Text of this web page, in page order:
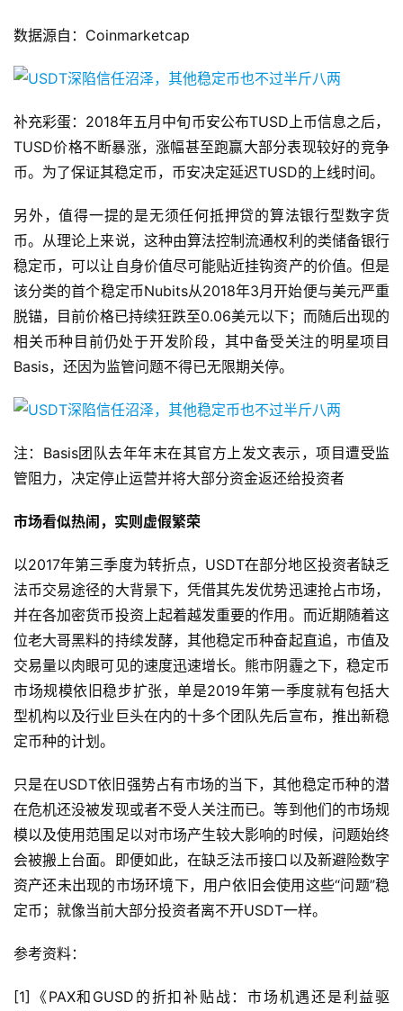
数据源自：Coinmarketcap
补充彩蛋：2018年五月中旬币安公布TUSD上币信息之后，
TUSD价格不断暴涨，涨幅甚至跑赢大部分表现较好的竞争
币。为了保证其稳定币，币安决定延迟TUSD的上线时间。
另外，值得一提的是无须任何抵押贷的算法银行型数字货
币。从理论上来说，这种由算法控制流通权利的类储备银行
稳定币，可以让自身价值尽可能贴近挂钩资产的价值。但是
该分类的首个稳定币Nubits从2018年3月开始便与美元严重
脱锚，目前价格已持续狂跌至0.06美元以下；而随后出现的
相关币种目前仍处于开发阶段，其中备受关注的明星项目
Basis，还因为监管问题不得已无限期关停。
注：Basis团队去年年末在其官方上发文表示，项目遭受监
管阻力，决定停止运营并将大部分资金返还给投资者
市场看似热闹，实则虚假繁荣
以2017年第三季度为转折点，USDT在部分地区投资者缺乏
法币交易途径的大背景下，凭借其先发优势迅速抢占市场，
并在各加密货币投资上起着越发重要的作用。而近期随着这
位老大哥黑料的持续发酵，其他稳定币种奋起直追，市值及
交易量以肉眼可见的速度迅速增长。熊市阴霾之下，稳定币
市场规模依旧稳步扩张，单是2019年第一季度就有包括大
型机构以及行业巨头在内的十多个团队先后宣布，推出新稳
定币种的计划。
只是在USDT依旧强势占有市场的当下，其他稳定币种的潜
在危机还没被发现或者不受人关注而已。等到他们的市场规
模以及使用范围足以对市场产生较大影响的时候，问题始终
会被搬上台面。即便如此，在缺乏法币接口以及新避险数字
资产还未出现的市场环境下，用户依旧会使用这些“问题”稳
定币；就像当前大部分投资者离不开USDT一样。
参考资料：
[1]《PAX和GUSD的折扣补贴战：市场机遇还是利益驱